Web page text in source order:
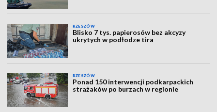
RZESZÓW
Blisko 7 tys. papierosów bez akcyzy
ukrytych w podłodze tira
RZESZÓW
Ponad 150 interwencji podkarpackich
strażaków po burzach w regionie